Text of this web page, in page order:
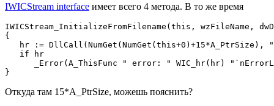
IWICStream interface имеет всего 4 метода. В то же время
IWICStream_InitializeFromFilename(this, wzFileName,
{
hr := DllCall(NumGet(NumGet(this+0)+15*A_PtrSize),
   if hr
_Error(A_ThisFunc " error: " WIC_hr(hr)
}
Откуда там 15*A_PtrSize, можешь пояснить?